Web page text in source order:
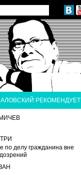
РЕКОМЕНДУЕТ
по делу гражданина вне